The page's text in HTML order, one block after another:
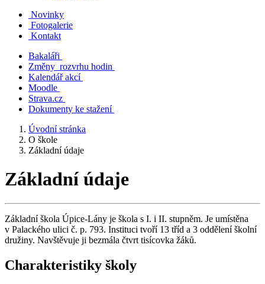
Novinky
Fotogalerie
Kontakt
Bakaláři
Změny rozvrhu hodin
Kalendář akcí
Moodle
Strava.cz
Dokumenty ke stažení
Úvodní stránka
O škole
Základní údaje
Základní údaje
Základní škola Úpice-Lány je škola s I. i II. stupněm. Je umístěna
v Palackého ulici č. p. 793. Instituci tvoří 13 tříd a 3 oddělení školní
družiny. Navštěvuje ji bezmála čtvrt tisícovka žáků.
Charakteristiky školy